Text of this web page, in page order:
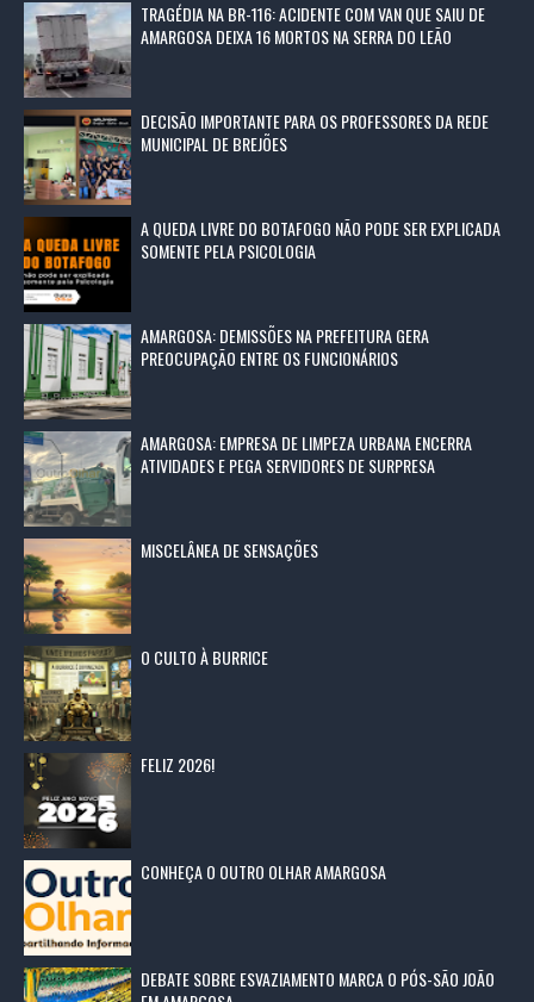
TRAGÉDIA NA BR-116: ACIDENTE COM VAN QUE SAIU DE
AMARGOSA DEIXA 16 MORTOS NA SERRA DO LEÃO
DECISÃO IMPORTANTE PARA OS PROFESSORES DA REDE
MUNICIPAL DE BREJÕES
A QUEDA LIVRE DO BOTAFOGO NÃO PODE SER EXPLICADA
SOMENTE PELA PSICOLOGIA
AMARGOSA: DEMISSÕES NA PREFEITURA GERA
PREOCUPAÇÃO ENTRE OS FUNCIONÁRIOS
AMARGOSA: EMPRESA DE LIMPEZA URBANA ENCERRA
ATIVIDADES E PEGA SERVIDORES DE SURPRESA
MISCELÂNEA DE SENSAÇÕES
O CULTO À BURRICE
FELIZ 2026!
CONHEÇA O OUTRO OLHAR AMARGOSA
DEBATE SOBRE ESVAZIAMENTO MARCA O PÓS-SÃO JOÃO